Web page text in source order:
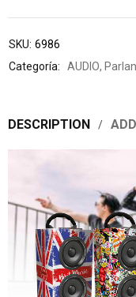
SKU: 6986
Categoría:
AUDIO,
DESCRIPTION